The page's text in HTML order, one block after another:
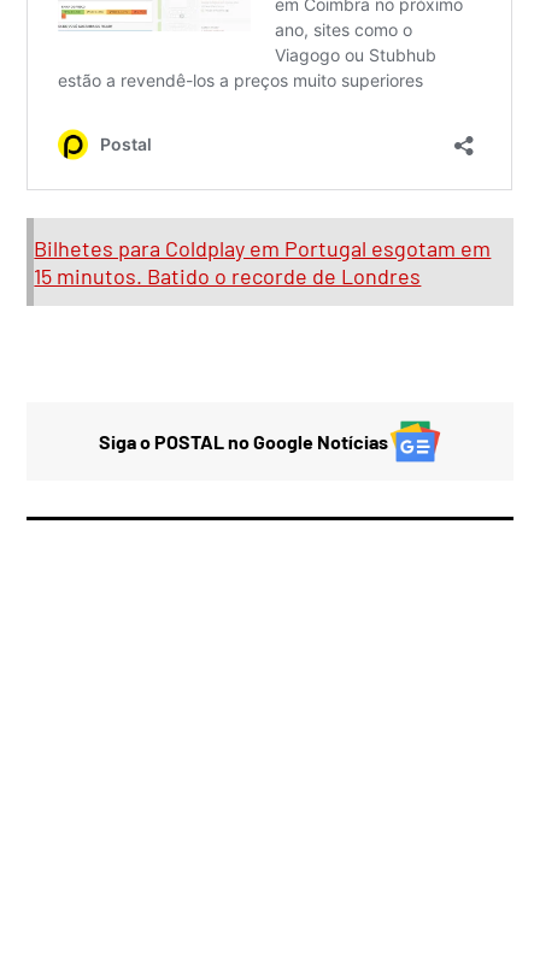
Bilhetes para Coldplay em Portugal esgotam em
15 minutos. Batido o recorde de Londres
Siga o POSTAL no Google Notícias